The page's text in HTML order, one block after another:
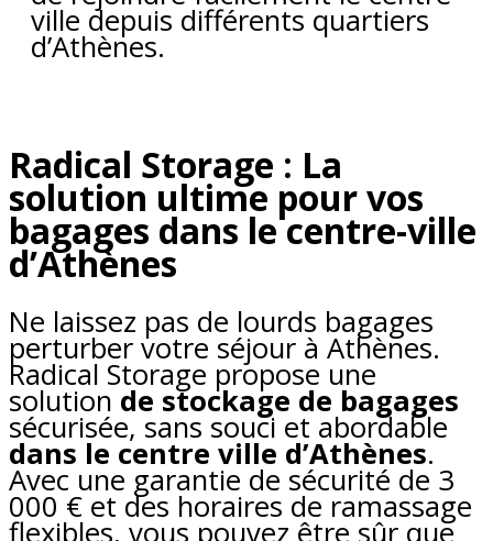
ville depuis différents quartiers
d’Athènes.
Radical Storage : La
solution ultime pour vos
bagages dans le centre-ville
d’Athènes
Ne laissez pas de lourds bagages
perturber votre séjour à Athènes.
Radical Storage propose une
solution de stockage de bagages
sécurisée, sans souci et abordable
dans le centre ville d’Athènes.
Avec une garantie de sécurité de 3
000 € et des horaires de ramassage
flexibles, vous pouvez être sûr que